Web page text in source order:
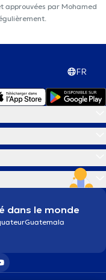
approuvées par Mohamed
FR
dans le monde
Guatemala